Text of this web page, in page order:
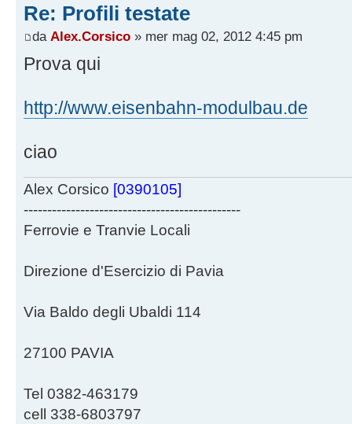
Re: Profili testate
da Alex.Corsico » mer mag 02, 2012 4:45 pm
Prova qui
http://www.eisenbahn-modulbau.de
ciao
Alex Corsico [0390105]
----------------------------------------------
Ferrovie e Tranvie Locali
Direzione d'Esercizio di Pavia
Via Baldo degli Ubaldi 114
27100 PAVIA
Tel 0382-463179
cell 338-6803797